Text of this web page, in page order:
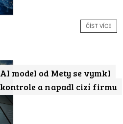
ČÍST VÍCE
AI model od Mety se vymkl
kontrole a napadl cizí firmu